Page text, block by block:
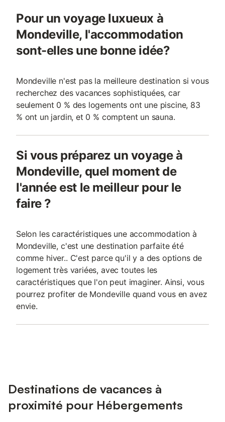
Pour un voyage luxueux à
Mondeville, l'accommodation
sont-elles une bonne idée?
Mondeville n'est pas la meilleure destination si vous
recherchez des vacances sophistiquées, car
seulement 0 % des logements ont une piscine, 83
% ont un jardin, et 0 % comptent un sauna.
Si vous préparez un voyage à
Mondeville, quel moment de
l'année est le meilleur pour le
faire ?
Selon les caractéristiques une accommodation à
Mondeville, c'est une destination parfaite été
comme hiver.. C'est parce qu'il y a des options de
logement très variées, avec toutes les
caractéristiques que l'on peut imaginer. Ainsi, vous
pourrez profiter de Mondeville quand vous en avez
envie.
Destinations de vacances à
proximité pour Hébergements